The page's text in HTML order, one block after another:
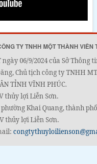
TY TNHH MỘT THÀNH VIÊN
06/9/2024 của Sở
Chủ tịch công ty TNHH
TỈNH VĨNH PHÚC.
thủy lợi Liễn Sơn.
Khai Quang, thành
thủy lợi Liễn Sơn.